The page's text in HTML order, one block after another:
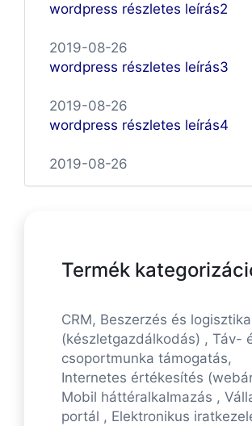
wordpress részletes leírás2
2019-08-26
wordpress részletes leírás3
2019-08-26
wordpress részletes leírás4
2019-08-26
Termék
CRM, Beszerzés és logisztika
(készletgazdálkodás) , Táv-
csoportmunka támogatás,
Internetes értékesítés
Mobil háttéralkalmazás ,
portál , Elektronikus